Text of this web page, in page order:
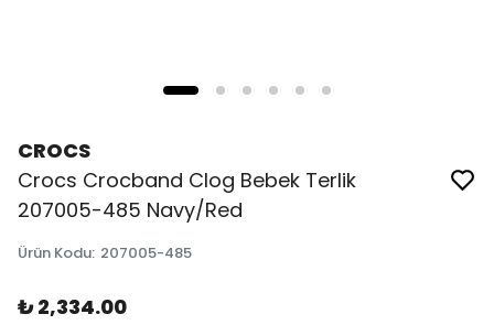
CROCS
Crocs Crocband Clog Bebek Terlik
207005-485 Navy/Red
Ürün Kodu: 207005-485
₺ 2,334.00